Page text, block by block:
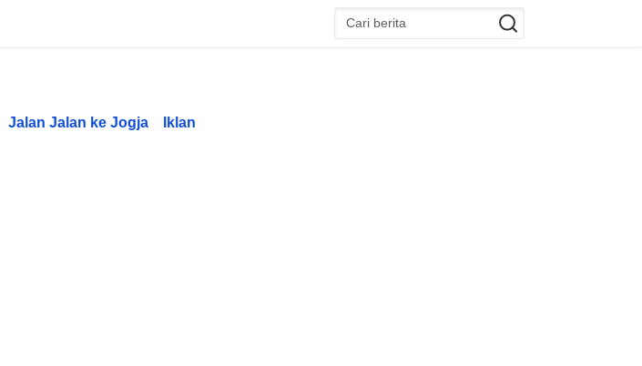
Jalan Jalan ke Jogja Iklan